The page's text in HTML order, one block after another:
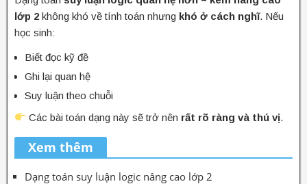
lớp 2 không khó về tính toán nhưng khó ở cách nghĩ. Nếu
học sinh:
Biết đọc kỹ đề
Ghi lại quan hệ
Suy luận theo chuỗi
Các bài toán dạng này sẽ trở nên rất rõ ràng và thú vị.
Xem thêm
Dạng toán suy luận logic nâng cao lớp 2